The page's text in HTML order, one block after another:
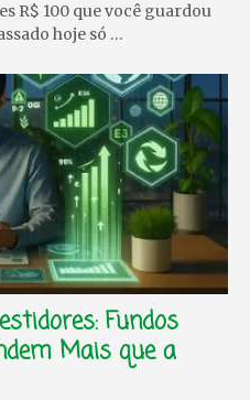
R$ 100 que você guardou
hoje só …
Fundos
Mais que a